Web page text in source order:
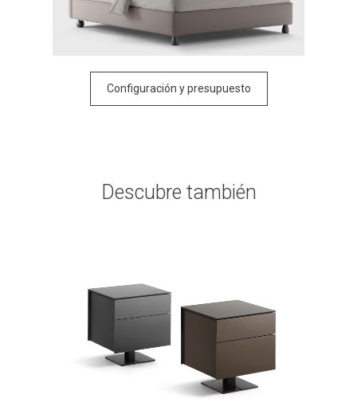
Configuración y presupuesto
Descubre también